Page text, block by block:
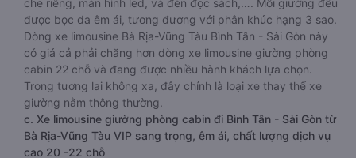
che riêng, màn hình led, và đèn đọc sách,…. Mỗi giường đều
được bọc da êm ái, tương đương với phân khúc hạng 3 sao.
Dòng xe limousine Bà Rịa-Vũng Tàu Bình Tân - Sài Gòn này
có giá cả phải chăng hơn dòng xe limousine giường phòng
cabin 22 chỗ và đang được nhiều hành khách lựa chọn.
Trong tương lai không xa, đây chính là loại xe thay thế xe
giường nằm thông thường.
c. Xe limousine giường phòng cabin đi Bình Tân - Sài Gòn từ
Bà Rịa-Vũng Tàu VIP sang trọng, êm ái, chất lượng dịch vụ
cao 20 -22 chỗ